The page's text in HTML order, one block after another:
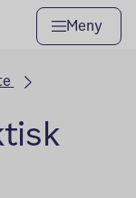
Meny